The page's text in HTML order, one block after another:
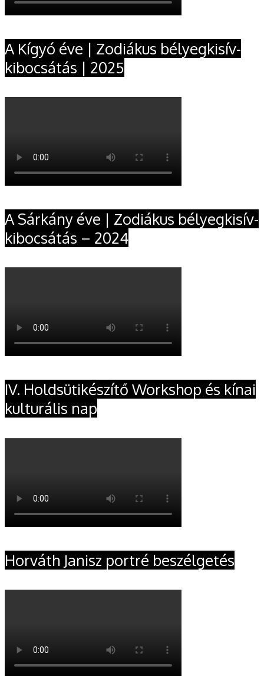
A Kígyó éve | Zodiákus bélyegkisív-
kibocsátás | 2025
A Sárkány éve | Zodiákus bélyegkisív-
kibocsátás – 2024
IV. Holdsütikészítő Workshop és kínai
kulturális nap
Horváth Janisz portré beszélgetés